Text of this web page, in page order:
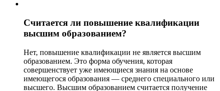
Считается ли повышение квалификации
высшим образованием?
Нет, повышение квалификации не является высшим
образованием. Это форма обучения, которая
совершенствует уже имеющиеся знания на основе
имеющегося образования — среднего специального или
высшего. Высшим образованием считается получение